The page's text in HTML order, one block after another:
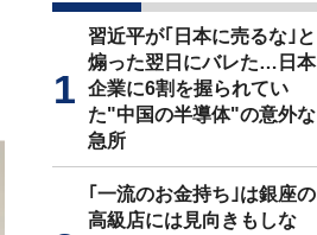
習近平が｢日本に売るな｣と
煽った翌日にバレた…日本
企業に6割を握られてい
た"中国の半導体"の意外な
急所
｢一流のお金持ち｣は銀座の
高級店には見向きもしな